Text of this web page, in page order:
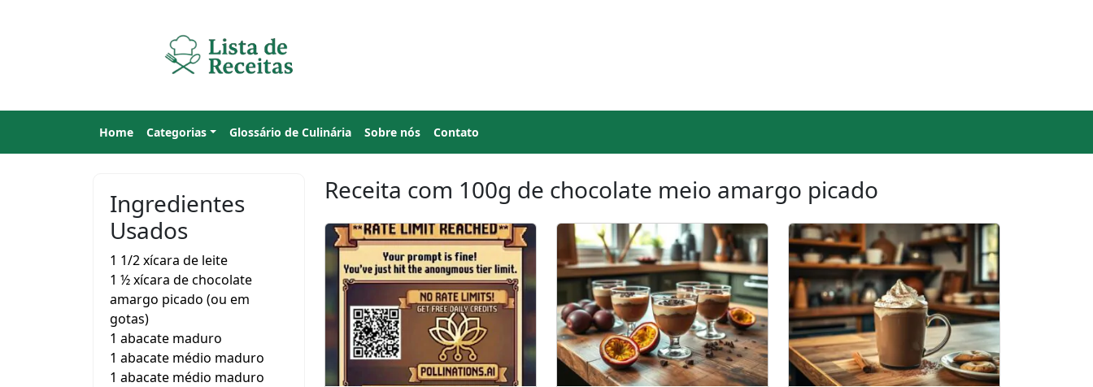
Home Categorias Glossário de Culinária Sobre nós Contato
Ingredientes
Usados
1 1/2 xícara de leite
1 ½ xícara de chocolate
amargo picado (ou em
gotas)
1 abacate maduro
1 abacate médio maduro
1 abacate médio maduro
Receita com 100g de chocolate meio amargo picado